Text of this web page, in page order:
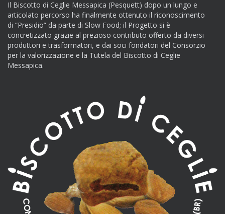
Il Biscotto di Ceglie Messapica (Pesquett) dopo un lungo e
articolato percorso ha finalmente ottenuto il riconoscimento
di “Presidio” da parte di Slow Food; il Progetto si è
concretizzato grazie al prezioso contributo offerto da diversi
produttori e trasformatori, e dai soci fondatori del Consorzio
per la valorizzazione e la Tutela del Biscotto di Ceglie
Messapica.